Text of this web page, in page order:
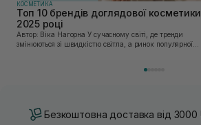
КОСМЕТИКА
Топ 10 брендів доглядової
2025 році
Автор: Віка Нагорна У сучасному світі, де тренди
змінюються зі швидкістю світла, а ринок популярної
Безкоштовна доставка від 3000